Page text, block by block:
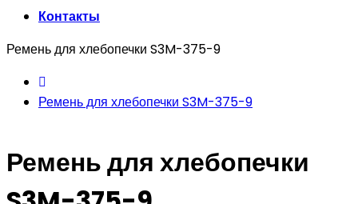
Контакты
Ремень для хлебопечки S3M-375-9
Ремень для хлебопечки S3M-375-9
Ремень для хлебопечки